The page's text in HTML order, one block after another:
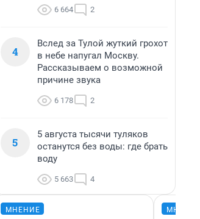
6 664 2
4
Вслед за Тулой жуткий грохот
в небе напугал Москву.
Рассказываем о возможной
причине звука
6 178 2
5
5 августа тысячи туляков
останутся без воды: где брать
воду
5 663 4
МНЕНИЕ